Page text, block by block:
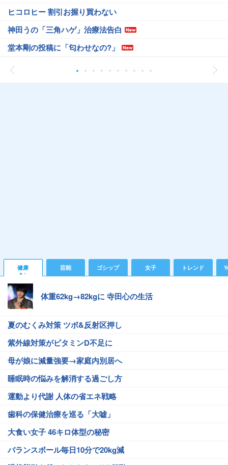
ヒコロヒー 割引お握り買わない
神田うの「三角ハゲ」治療法告白
堂本剛の投稿に「匂わせなの?」
健康 芸能 ゴシップ 女子 トレンド
体重62kg→82kgに 寺田心の生活
夏のむくみ対策 ツボ&反射区押し
紫外線対策がビタミンD不足に
母が娘に減量強要→家庭内別居へ
睡眠時の悩みを解消する過ごし方
運動より代謝 人体の省エネ戦略
歯科の保健治療を巡る「大嘘」
大食い女子 46キロ体型の秘密
バランスボール毎日10分で20kg減